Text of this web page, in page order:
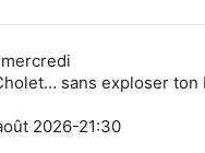
sans exploser
2026-21:30